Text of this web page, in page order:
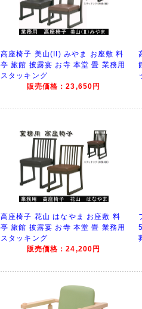
高座椅子 美山(II) みやま お座敷 料
亭 旅館 披露宴 お寺 本堂 畳 業務用
スタッキング
販売価格：23,650円
高座椅子 花山 はなやま お座敷 料
亭 旅館 披露宴 お寺 本堂 畳 業務用
スタッキング
販売価格：24,200円